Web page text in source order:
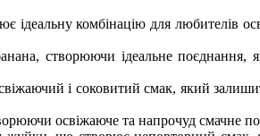
комбінацію для любителів
створюючи ідеальне поєднання,
і соковитий смак, який
освіжаюче та напрочуд смачне